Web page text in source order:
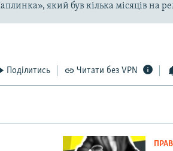
який був кілька місяців на
Поділитись Читати без VPN